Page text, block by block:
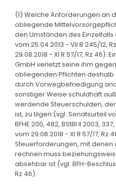
(1) Welche Anforderungen an
obliegende
den Umständen des
vom 25.04.2013 - VII B 245/12,
29.08.2018 - XI R 57/17, Rz 46).
GmbH verletzt seine ihm
obliegenden Pflichten deshalb
durch Vorwegbefriedigung
sonstiger Weise schuldhaft
werdende Steuerschulden,
ist, zu tilgen (vgl. Senatsurteil
BFHE 200, 482, BStBl II 2003,
vom 29.08.2018 - XI R 57/17,
Steuerforderungen, mit denen
rechnen muss
absehbar ist (vgl. BFH-
Rz 46).